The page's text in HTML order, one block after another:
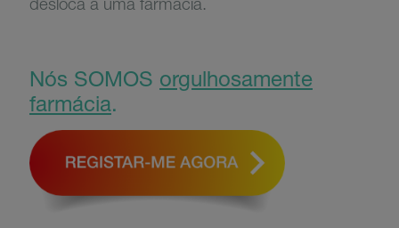
Nós SOMOS orgulhosamente
farmácia.